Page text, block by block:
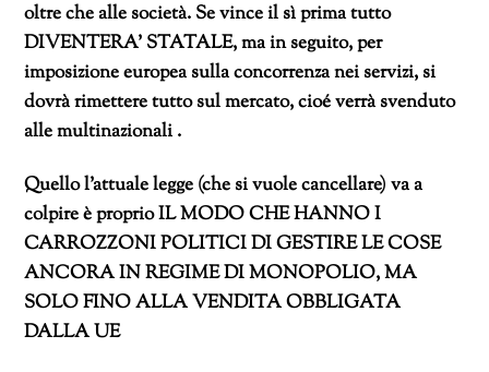
oltre che alle società. Se vince il sì prima tutto
DIVENTERA’ STATALE, ma in seguito, per
imposizione europea sulla concorrenza nei servizi, si
dovrà rimettere tutto sul mercato, cioé verrà svenduto
alle multinazionali .
Quello l’attuale legge (che si vuole cancellare) va a
colpire è proprio IL MODO CHE HANNO I
CARROZZONI POLITICI DI GESTIRE LE COSE
ANCORA IN REGIME DI MONOPOLIO, MA
SOLO FINO ALLA VENDITA OBBLIGATA
DALLA UE